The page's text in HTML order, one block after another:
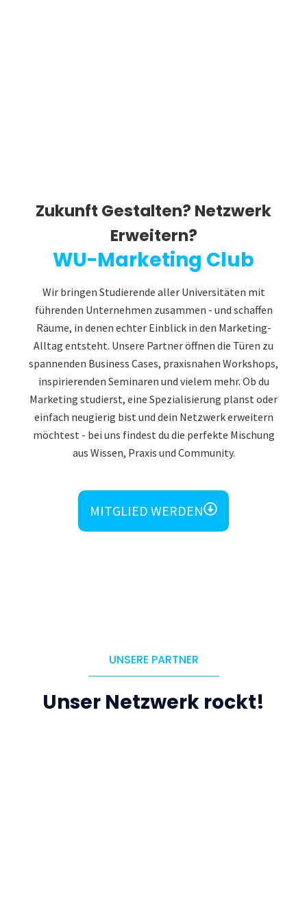
Zukunft Gestalten? Netzwerk
Erweitern?
WU-Marketing Club
Wir bringen Studierende aller Universitäten mit
führenden Unternehmen zusammen - und schaffen
Räume, in denen echter Einblick in den Marketing-
Alltag entsteht. Unsere Partner öffnen die Türen zu
spannenden Business Cases, praxisnahen Workshops,
inspirierenden Seminaren und vielem mehr. Ob du
Marketing studierst, eine Spezialisierung planst oder
einfach neugierig bist und dein Netzwerk erweitern
möchtest - bei uns findest du die perfekte Mischung
aus Wissen, Praxis und Community.
MITGLIED WERDEN
UNSERE PARTNER
Unser Netzwerk rockt!